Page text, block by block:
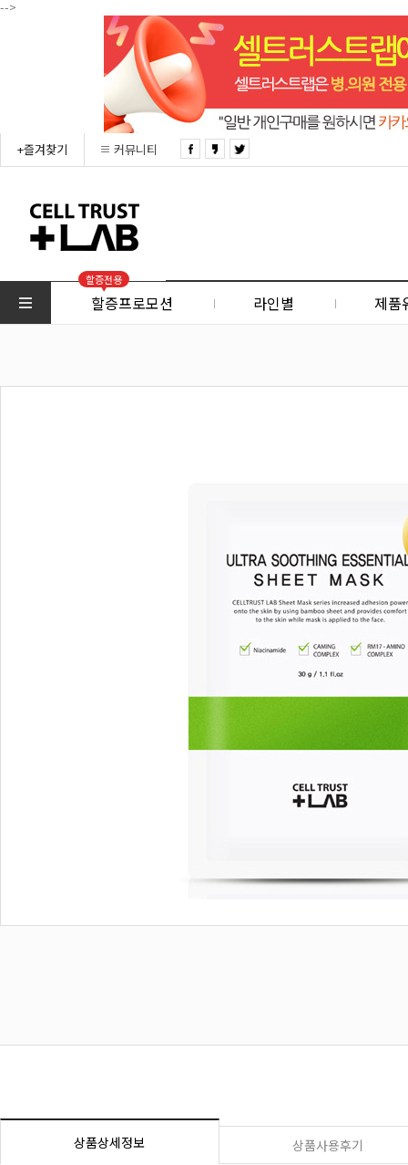
-->
+즐겨찾기 커뮤니티
할증전용
할증프로모션 라인별 제품
상품상세정보 상품사용후기